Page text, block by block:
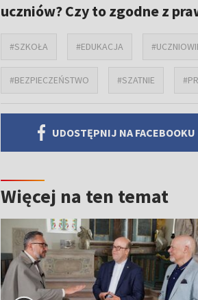
uczniów? Czy to zgodne z
#SZKOŁA #EDUKACJA
#BEZPIECZEŃSTWO #SZATNIE
UDOSTĘPNIJ NA FACEBOOKU
Więcej na ten temat